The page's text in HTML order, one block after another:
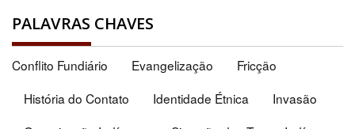
PALAVRAS CHAVES
Conflito Fundiário Evangelização
Fricção
História do Contato
Identidade Étnica
Invasão